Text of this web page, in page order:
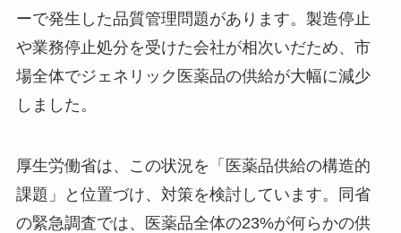
ーで発生した品質管理問題があります。製造停止
や業務停止処分を受けた会社が相次いだため、市
場全体でジェネリック医薬品の供給が大幅に減少
しました。
厚生労働省は、この状況を「医薬品供給の構造的
課題」と位置づけ、対策を検討しています。同省
の緊急調査では、医薬品全体の23%が何らかの供